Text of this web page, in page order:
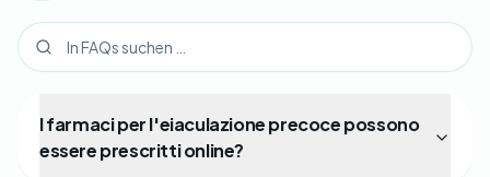
I farmaci per l'eiaculazione precoce possono
essere prescritti online?